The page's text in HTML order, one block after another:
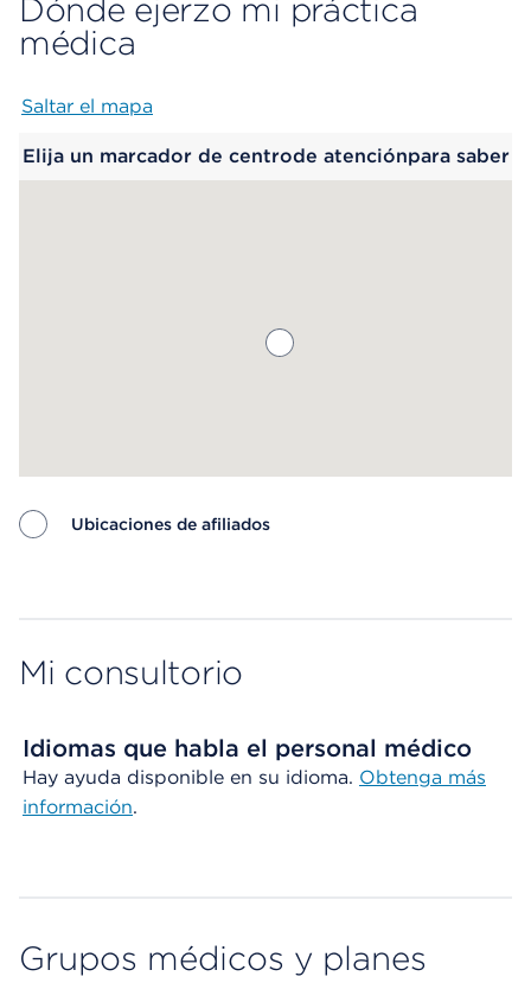
Dónde ejerzo mi práctica
médica
Saltar el mapa
Elija un marcador de centrode atenciónpara saber
Ubicaciones de afiliados
Mi consultorio
Idiomas que habla el personal médico
Hay ayuda disponible en su idioma. Obtenga más
información.
Grupos médicos y planes